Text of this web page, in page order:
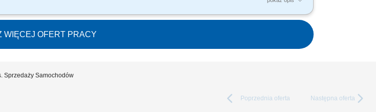
Zakres obowiązków obejmuje aktywne pozyskiwanie nowych klientów B2B oraz
WIĘCEJ OFERT PRACY
Sprzedaży Samochodów
Poprzednia oferta Następna oferta